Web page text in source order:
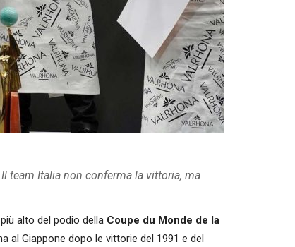
team Italia non conferma la vittoria, ma
alto del podio della Coupe du Monde de la
al Giappone dopo le vittorie del 1991 e del